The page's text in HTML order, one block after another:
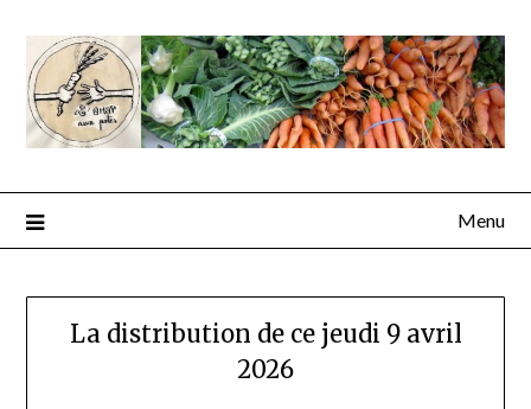
Menu
La distribution de ce jeudi 9 avril
2026